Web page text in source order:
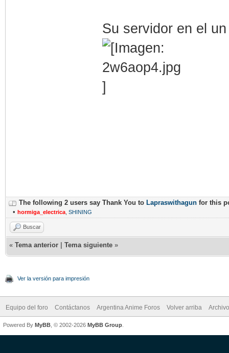
Su servidor en el
The following 2 users say Thank You to Lapraswithagun for this
• hormiga_electrica SHINING
Buscar
« Tema anterior Tema siguiente »
Ver la versión para impresión
Equipo del foro Contáctanos Argentina Anime Foros Volver arriba
Powered By MyBB , © 2002-2026 MyBB Group